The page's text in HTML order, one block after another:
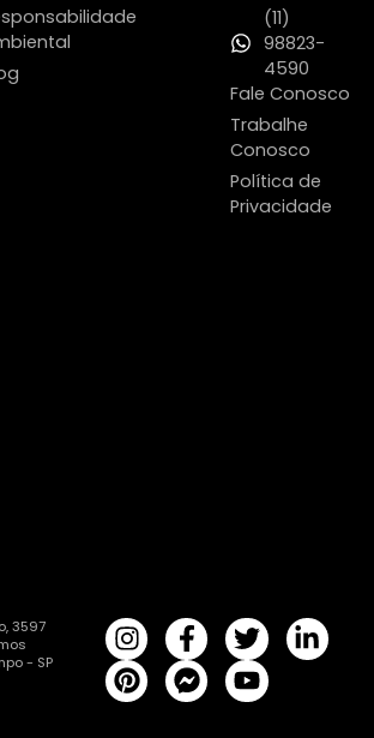
(11)
98823-
4590
Fale Conosco
Trabalhe
Conosco
Política de
Privacidade
3597
- SP